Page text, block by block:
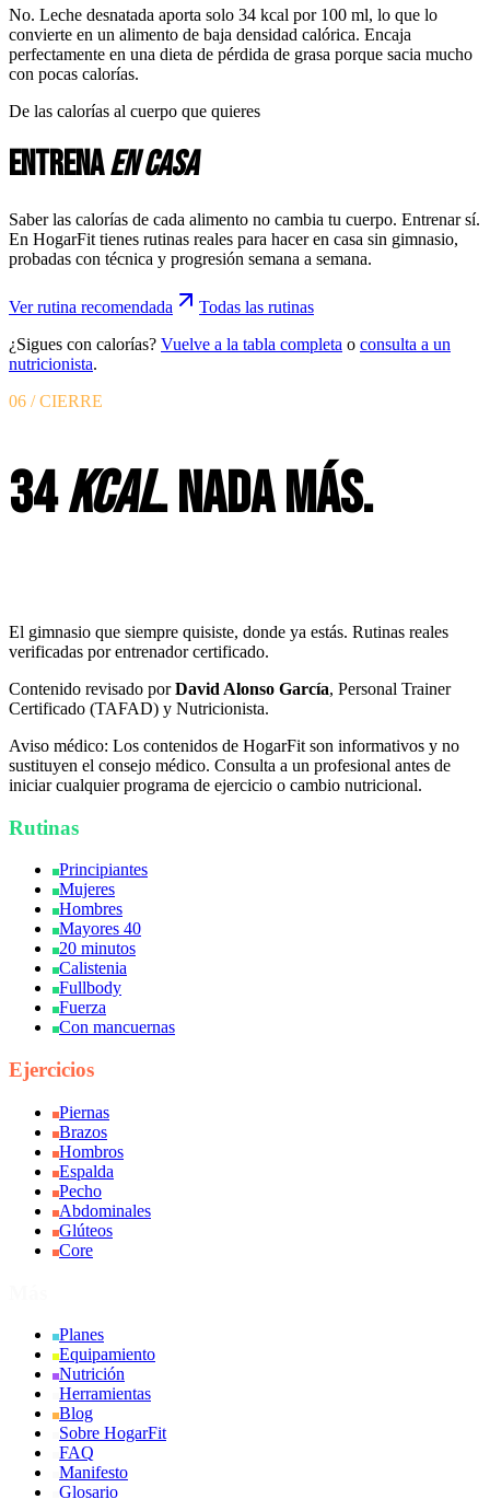
No. Leche desnatada aporta solo 34 kcal por 100 ml, lo que lo
convierte en un alimento de baja densidad calórica. Encaja
perfectamente en una dieta de pérdida de grasa porque sacia mucho
con pocas calorías.
De las calorías al cuerpo que quieres
Entrenaen casa
Saber las calorías de cada alimento no cambia tu cuerpo. Entrenar sí.
En HogarFit tienes rutinas reales para hacer en casa sin gimnasio,
probadas con técnica y progresión semana a semana.
Ver rutina recomendada
Todas las rutinas
¿Sigues con calorías? Vuelve a la tabla completa o consulta a un
nutricionista.
06 / CIERRE
34KCAL. NADA MÁS.
El gimnasio que siempre quisiste, donde ya estás. Rutinas reales
verificadas por entrenador certificado.
Contenido revisado porDavid Alonso García, Personal Trainer
Certificado (TAFAD) y Nutricionista.
Aviso médico: Los contenidos de HogarFit son informativos y no
sustituyen el consejo médico. Consulta a un profesional antes de
iniciar cualquier programa de ejercicio o cambio nutricional.
Rutinas
Principiantes
Mujeres
Hombres
Mayores 40
20 minutos
Calistenia
Fullbody
Fuerza
Con mancuernas
Ejercicios
Piernas
Brazos
Hombros
Espalda
Pecho
Abdominales
Glúteos
Core
Planes
Equipamiento
Nutrición
Herramientas
Blog
Sobre HogarFit
FAQ
Manifesto
Glosario